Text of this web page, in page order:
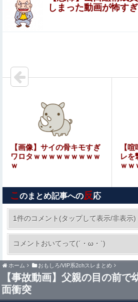
並ぶとチンチクリンに見えてしま
【悲報】ジャンポケ斉藤の妻、夫の
い」と言われた
【ウマ娘】ロゴタイプ欲張りパック
エロ漫画『限界OLとヒエラルキー
hitomiを使わずに無料で読む方法│
【画像】速水もこみちが新オープン
ッチ1つ3000円←コレは妥当だと思
【速報】女性「コンビニに家庭用ゴ
に注意された！もう二度とこの店来
【画像】ミスヤングチャンピ
ッシュお胸ｗｗｗｗｗｗｗｗ
ｗｗｗ
【動画】女子「まって！乳首が勃起
だけど」⇒
【AKB48】平田侑希、山崎空、久
しまった動画が怖す
【画像】サイの骨キモすぎ
ワロタｗｗｗｗｗｗｗｗｗ
ｗ
【
レを
ｗｗ
こ のまとめ記事への反応
1件のコメント(タップして表示/非表示)
コメントおいてって(´・ω・`)
ホーム おもしろ/VIP系2chスレまとめ
【事故動画】父親の目の前で
面衝突